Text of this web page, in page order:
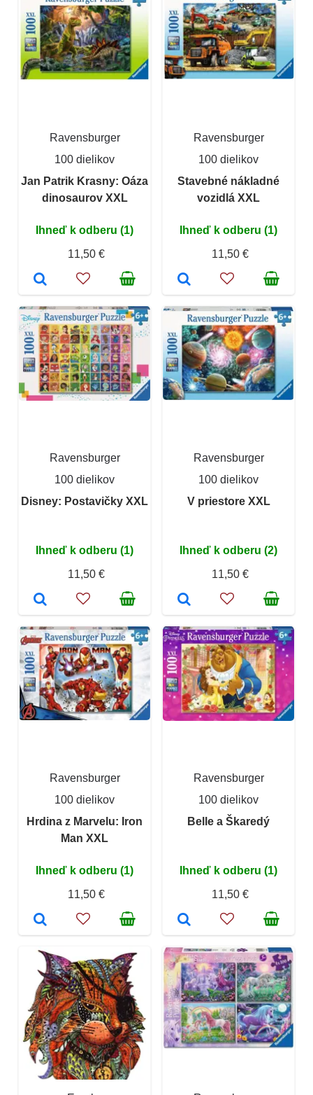
Ravensburger
100 dielikov
Jan Patrik Krasny: Oáza
dinosaurov XXL
Ihneď k odberu (1)
11,50 €
Ravensburger
100 dielikov
Stavebné nákladné
vozidlá XXL
Ihneď k odberu (1)
11,50 €
Ravensburger
100 dielikov
Disney: Postavičky XXL
Ihneď k odberu (1)
11,50 €
Ravensburger
100 dielikov
V priestore XXL
Ihneď k odberu (2)
11,50 €
Ravensburger
100 dielikov
Hrdina z Marvelu: Iron
Man XXL
Ihneď k odberu (1)
11,50 €
Ravensburger
100 dielikov
Belle a Škaredý
Ihneď k odberu (1)
11,50 €